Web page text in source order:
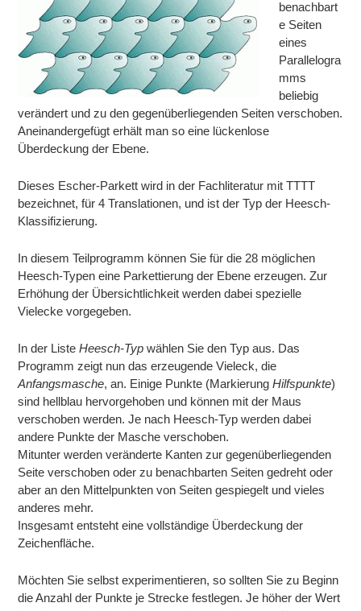
benachbart
e Seiten
eines
Parallelogra
mms
beliebig
verändert und zu den gegenüberliegenden Seiten verschoben.
Aneinandergefügt erhält man so eine lückenlose
Überdeckung der Ebene.
Dieses Escher-Parkett wird in der Fachliteratur mit TTTT
bezeichnet, für 4 Translationen, und ist der Typ der Heesch-
Klassifizierung.
In diesem Teilprogramm können Sie für die 28 möglichen
Heesch-Typen eine Parkettierung der Ebene erzeugen. Zur
Erhöhung der Übersichtlichkeit werden dabei spezielle
Vielecke vorgegeben.
In der ListeHeesch-Typ wählen Sie den Typ aus. Das
Programm zeigt nun das erzeugende Vieleck, die
Anfangsmasche, an. Einige Punkte (MarkierungHilfspunkte)
sind hellblau hervorgehoben und können mit der Maus
verschoben werden. Je nach Heesch-Typ werden dabei
andere Punkte der Masche verschoben.
Mitunter werden veränderte Kanten zur gegenüberliegenden
Seite verschoben oder zu benachbarten Seiten gedreht oder
aber an den Mittelpunkten von Seiten gespiegelt und vieles
anderes mehr.
Insgesamt entsteht eine vollständige Überdeckung der
Zeichenfläche.
Möchten Sie selbst experimentieren, so sollten Sie zu Beginn
die Anzahl der Punkte je Strecke festlegen. Je höher der Wert